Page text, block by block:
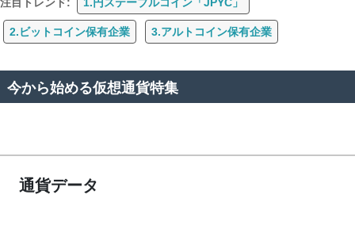
2.ビットコイン保有企業 3.アルトコイン保有企業
今から始める仮想通貨特集
通貨データ